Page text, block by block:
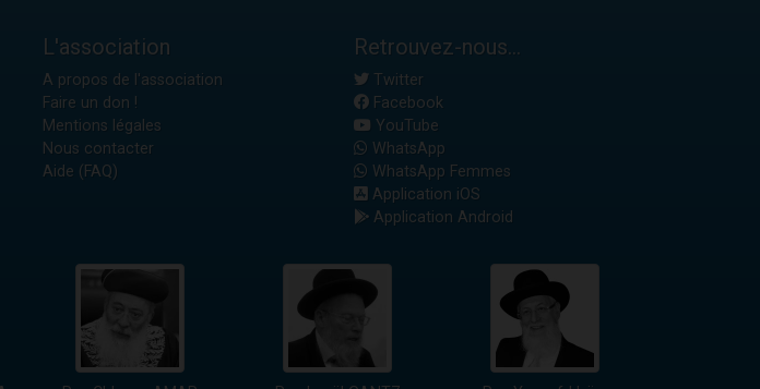
L'association
A propos de l'association
Faire un don !
Mentions légales
Nous contacter
Aide (FAQ)
Retrouvez-nous...
Twitter
Facebook
YouTube
WhatsApp
WhatsApp Femmes
Application iOS
Application Android